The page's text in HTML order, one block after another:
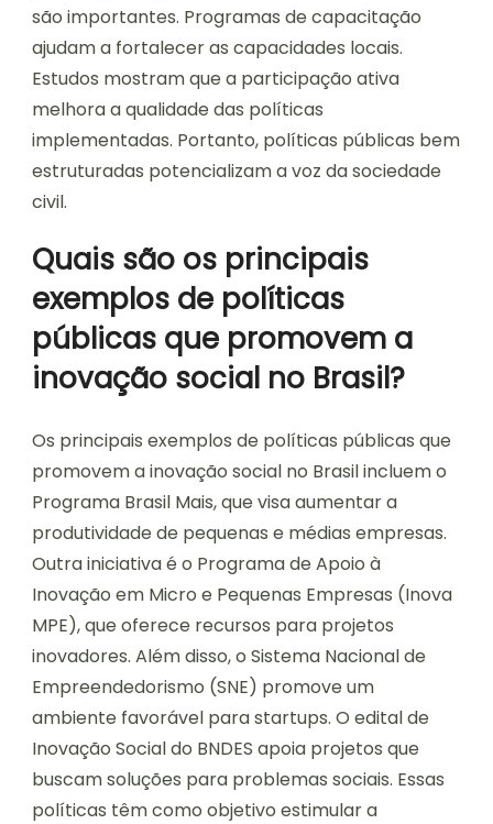
são importantes. Programas de capacitação
ajudam a fortalecer as capacidades locais.
Estudos mostram que a participação ativa
melhora a qualidade das políticas
implementadas. Portanto, políticas públicas bem
estruturadas potencializam a voz da sociedade
civil.
Quais são os principais
exemplos de políticas
públicas que promovem a
inovação social no Brasil?
Os principais exemplos de políticas públicas que
promovem a inovação social no Brasil incluem o
Programa Brasil Mais, que visa aumentar a
produtividade de pequenas e médias empresas.
Outra iniciativa é o Programa de Apoio à
Inovação em Micro e Pequenas Empresas (Inova
MPE), que oferece recursos para projetos
inovadores. Além disso, o Sistema Nacional de
Empreendedorismo (SNE) promove um
ambiente favorável para startups. O edital de
Inovação Social do BNDES apoia projetos que
buscam soluções para problemas sociais. Essas
políticas têm como objetivo estimular a